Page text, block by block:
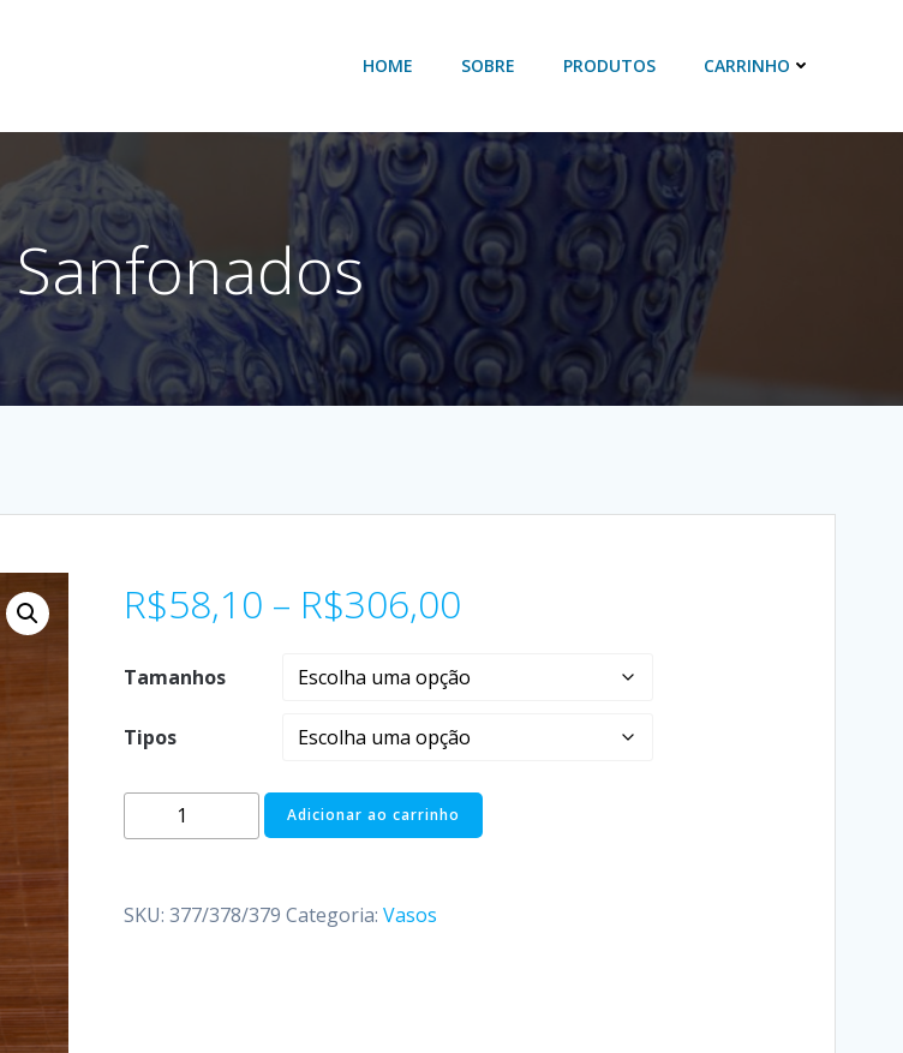
HOME SOBRE PRODUTOS CARRINHO
Sanfonados
R$58,10 – R$306,00
Tamanhos
Tipos
Adicionar ao carrinho
SKU: 377/378/379 Categoria: Vasos